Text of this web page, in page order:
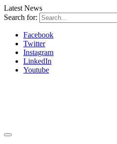
Latest News
Search for:
Facebook
Twitter
Instagram
LinkedIn
Youtube